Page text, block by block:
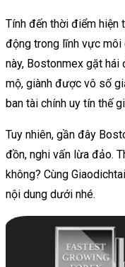
Tính đến thời điểm hiện
động trong lĩnh vực môi
này, Bostonmex gặt
mộ, giành được vô số
ban tài chính uy tín thế
Tuy nhiên, gần đây
đồn, nghi vấn lừa đảo.
không? Cùng
nội dung dưới nhé.